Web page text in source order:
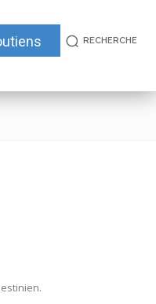
RECHERCHE